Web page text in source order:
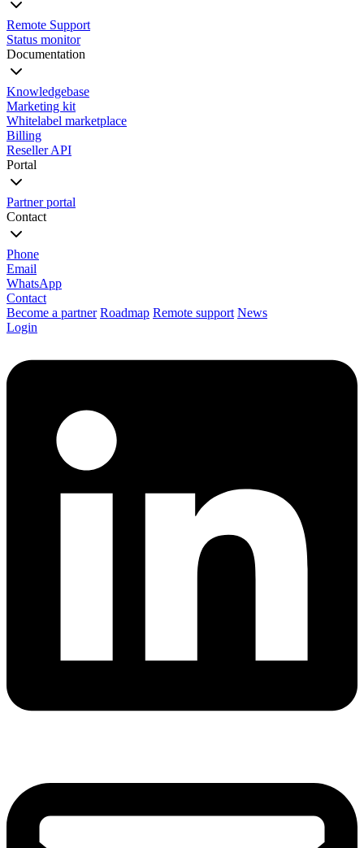
Remote Support
Status monitor
Documentation
Knowledgebase
Marketing kit
Whitelabel marketplace
Billing
Reseller API
Portal
Partner portal
Contact
Phone
Email
WhatsApp
Contact
Become a partner Roadmap Remote support News
Login